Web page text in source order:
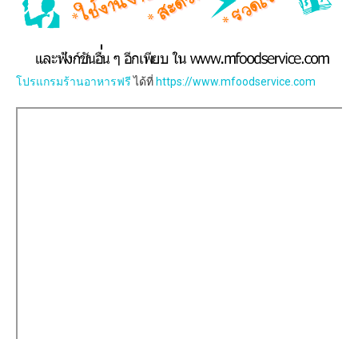
โปรแกรมร้านอาหารฟรีได้ที่ https://www.mfoodservice.com